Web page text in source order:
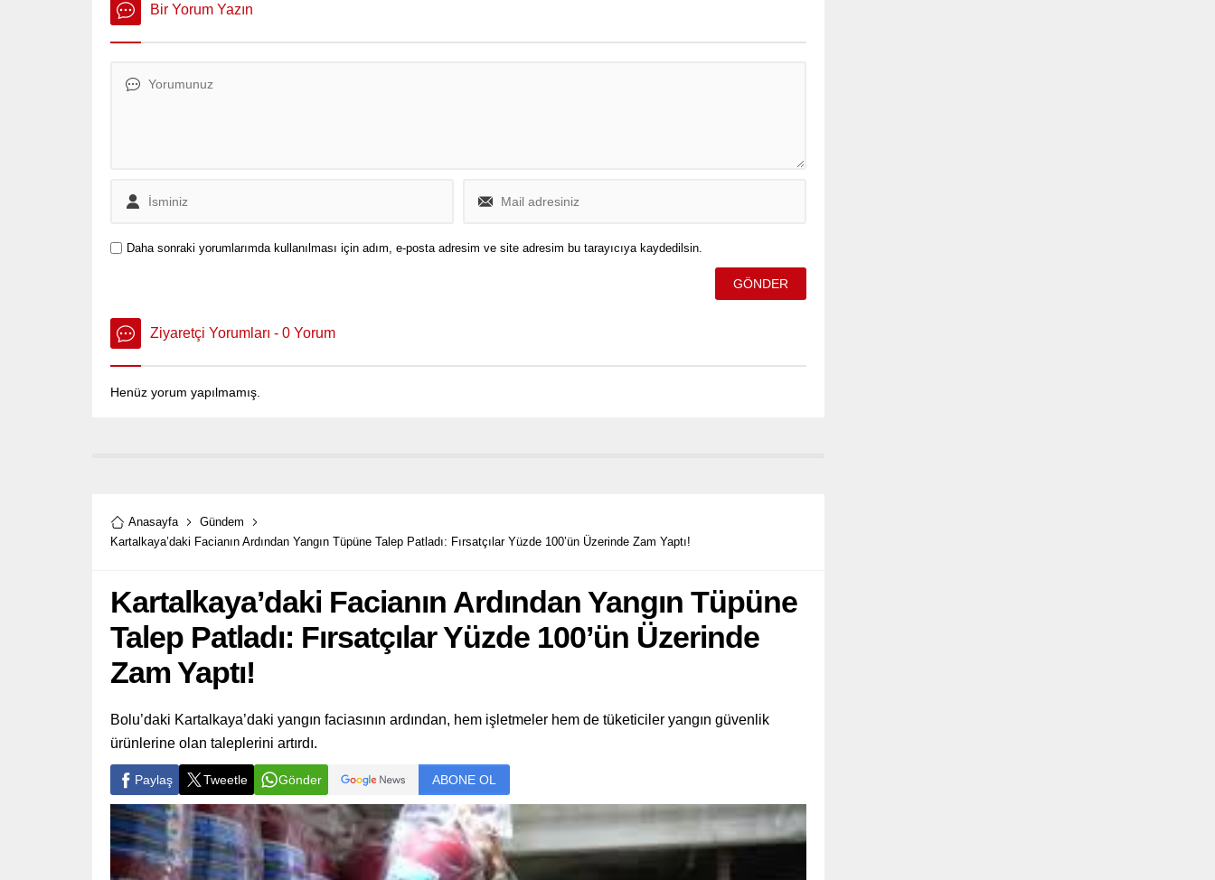
Bir Yorum Yazın
Daha sonraki yorumlarımda kullanılması için adım, e-posta adresim ve site adresim bu tarayıcıya kaydedilsin.
Ziyaretçi Yorumları - 0 Yorum
Henüz yorum yapılmamış.
Anasayfa
Gündem
Kartalkaya’daki Facianın Ardından Yangın Tüpüne Talep Patladı: Fırsatçılar Yüzde 100’ün Üzerinde Zam Yaptı!
Kartalkaya’daki Facianın Ardından Yangın Tüpüne
Talep Patladı: Fırsatçılar Yüzde 100’ün Üzerinde
Zam Yaptı!
Bolu’daki Kartalkaya’daki yangın faciasının ardından, hem işletmeler hem de tüketiciler yangın güvenlik
ürünlerine olan taleplerini artırdı.
Paylaş Tweetle Gönder ABONE OL